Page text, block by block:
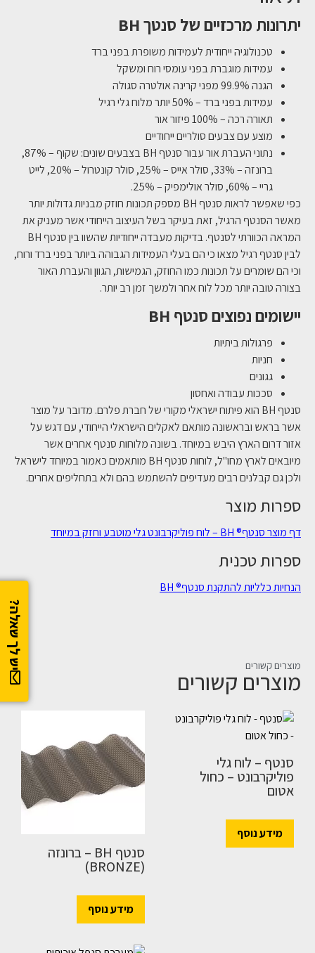
יש לך שאלה?
יתרונות מרכזיים של סנטך BH
טכנולוגיה ייחודית לעמידות משופרת בפני ברד
עמידות מוגברת בפני עומסי רוח ומשקל
הגנה 99.9% מפני קרינה אולטרה סגולה
עמידות בפני ברד – 50% יותר מלוח גלי רגיל
תאורה רכה – 100% פיזור אור
מוצע עם צבעים סולריים ייחודיים
נתוני העברת אור עבור סנטף BH בצבעים שונים: שקוף – 87%,
ברונזה – 33%, סולר אייס – 25%, סולר קונטרול – 20%, לייט
גריי – 60%, סולר אולימפיק – 25%.
כפי שאפשר לראות סנטף BH מספק תכונות חוזק מבניות גדולות יותר
מאשר הסנטף הרגיל, זאת בעיקר בשל העיצוב הייחודי אשר מעניק את
המראה הכוורתי לסנטף. בדיקות מעבדה ייחודיות שהשוו בין סנטף BH
לבין סנטף רגיל מצאו כי הם בעלי העמידות הגבוהה ביותר בפני ברד ורוח,
וכי הם שומרים על תכונות כמו החוזק, הגמישות, הגוון והעברת האור
בצורה טובה יותר מכל לוח אחר ולמשך זמן רב יותר.
יישומים נפוצים סנטף BH
פרגולות ביתיות
חניות
גגונים
סככות עבודה ואחסון
סנטף BH הוא פיתוח ישראלי מקורי של חברת פלרם. מדובר על מוצר
אשר בראש ובראשונה מותאם לאקלים הישראלי הייחודי, עם דגש על
אזור דרום הארץ היבש במיוחד. בשונה מלוחות סנטף אחרים אשר
מיובאים לארץ מחו"ל, לוחות סנטף BH מותאמים כאמור במיוחד לישראל
ולכן גם קבלנים רבים מעדיפים להשתמש בהם ולא בתחליפים אחרים.
ספרות מוצר
דף מוצר סנטף® BH – לוח פוליקרבונט גלי מוטבע וחזק במיוחד
ספרות טכנית
הנחיות כלליות להתקנת סנטף® BH
מוצרים קשורים
מוצרים קשורים
סנטף – לוח גלי
פוליקרבונט – כחול
אטום
מידע נוסף
סנטף BH – ברונזה
(BRONZE)
מידע נוסף